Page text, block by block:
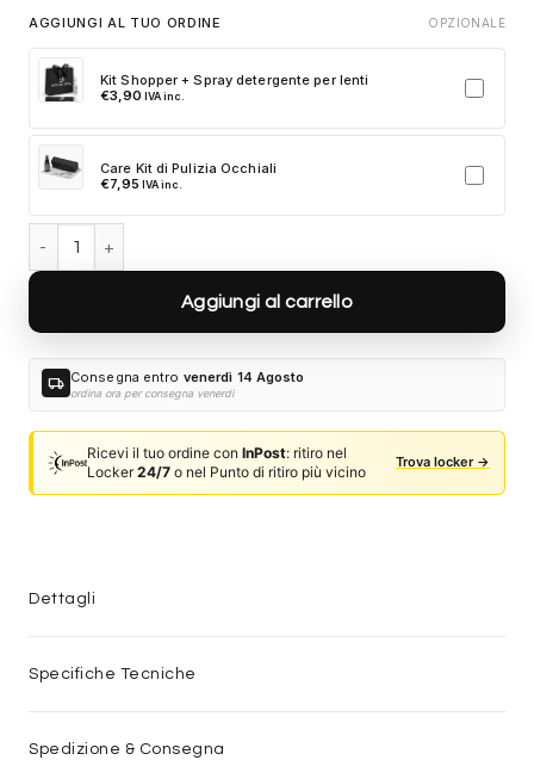
Durata 12 mesi dalla consegna dell'ordine
accidentale
Ricambi originali e certificati del produttore
Clicca sulla card per attivare l'assicurazione. Se non clicchi, non
verrà aggiunta al tuo ordine.
AGGIUNGI AL TUO ORDINE OPZIONALE
Kit Shopper + Spray detergente per lenti
€3,90 IVA inc.
Care Kit di Pulizia Occhiali
€7,95 IVA inc.
Aggiungi al carrello
local_shipping Consegna entro venerdì 14 Agosto
ordina ora per consegna venerdì
Ricevi il tuo ordine conInPost: ritiro nel
Locker24/7 o nel Punto di ritiro più vicino
Trova locker →
Dettagli
Specifiche Tecniche
Spedizione & Consegna